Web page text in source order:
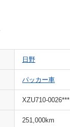
日野
パッカー車
XZU710-0026***
251,000km